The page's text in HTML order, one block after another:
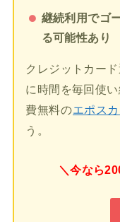
継続利用でゴ
る可能性あり
クレジットカー
に時間を毎回使
費無料のエポス
う。
＼今なら